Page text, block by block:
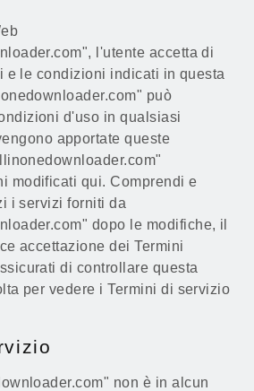
l'utente accetta di
e le condizioni indicati in questa
può
d'uso in qualsiasi
apportate queste
modificati qui. Comprendi e
i servizi forniti da
dopo le modifiche, il
accettazione dei Termini
di controllare questa
per vedere i Termini di servizio
non è in alcun